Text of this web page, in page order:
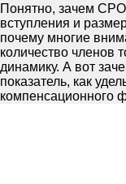
Понятно, зачем СРО
вступления и
почему многие
количество членов
динамику. А вот
показатель, как
компенсационного